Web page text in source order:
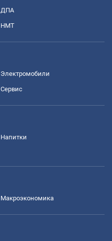
ДПА
НМТ
Электромобили
Сервис
Напитки
Mакроэкономика